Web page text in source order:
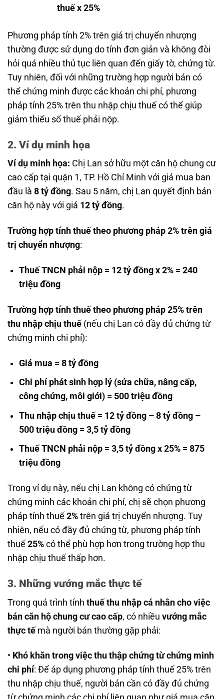
thuế x 25%
Phương pháp tính 2% trên giá trị chuyển nhượng
thường được sử dụng do tính đơn giản và không đòi
hỏi quá nhiều thủ tục liên quan đến giấy tờ, chứng từ.
Tuy nhiên, đối với những trường hợp người bán có
thể chứng minh được các khoản chi phí, phương
pháp tính 25% trên thu nhập chịu thuế có thể giúp
giảm thiểu số thuế phải nộp.
2. Ví dụ minh họa
Ví dụ minh họa: Chị Lan sở hữu một căn hộ chung cư
cao cấp tại quận 1, TP. Hồ Chí Minh với giá mua ban
đầu là 8 tỷ đồng. Sau 5 năm, chị Lan quyết định bán
căn hộ này với giá 12 tỷ đồng.
Trường hợp tính thuế theo phương pháp 2% trên giá
trị chuyển nhượng:
Thuế TNCN phải nộp = 12 tỷ đồng x 2% = 240
triệu đồng
Trường hợp tính thuế theo phương pháp 25% trên
thu nhập chịu thuế(nếu chị Lan có đầy đủ chứng từ
chứng minh chi phí):
Giá mua = 8 tỷ đồng
Chi phí phát sinh hợp lý (sửa chữa, nâng cấp,
công chứng, môi giới) = 500 triệu đồng
Thu nhập chịu thuế = 12 tỷ đồng – 8 tỷ đồng –
500 triệu đồng = 3,5 tỷ đồng
Thuế TNCN phải nộp = 3,5 tỷ đồng x 25% = 875
triệu đồng
Trong ví dụ này, nếu chị Lan không có chứng từ
chứng minh các khoản chi phí, chị sẽ chọn phương
pháp tính thuế 2% trên giá trị chuyển nhượng. Tuy
nhiên, nếu có đầy đủ chứng từ, phương pháp tính
thuế 25% có thể phù hợp hơn trong trường hợp thu
nhập chịu thuế thấp hơn.
3. Những vướng mắc thực tế
Trong quá trình tính thuế thu nhập cá nhân cho việc
bán căn hộ chung cư cao cấp, có nhiều vướng mắc
thực tếmà người bán thường gặp phải:
• Khó khăn trong việc thu thập chứng từ chứng minh
chi phí: Để áp dụng phương pháp tính thuế 25% trên
thu nhập chịu thuế, người bán cần có đầy đủ chứng